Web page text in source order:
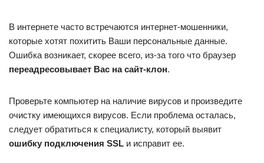
В интернете часто встречаются интернет-мошенники,
которые хотят похитить Ваши персональные данные.
Ошибка возникает, скорее всего, из-за того что браузер
переадресовывает Вас на сайт-клон.
Проверьте компьютер на наличие вирусов и произведите
очистку имеющихся вирусов. Если проблема осталась,
следует обратиться к специалисту, который выявит
ошибку подключения SSL и исправит ее.